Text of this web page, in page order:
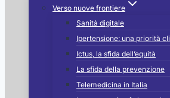
Verso nuove frontiere
Sanità digitale
Ipertensione: una priorità
Ictus, la sfida dell’equità
La sfida della prevenzione
Telemedicina in Italia